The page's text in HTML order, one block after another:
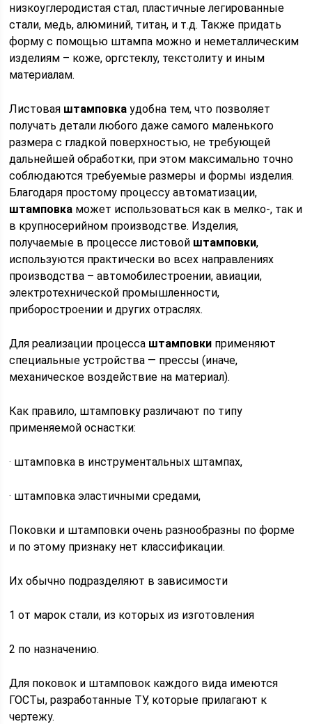
низкоуглеродистая стал, пластичные легированные
стали, медь, алюминий, титан, и т.д. Также придать
форму с помощью штампа можно и неметаллическим
изделиям – коже, оргстеклу, текстолиту и иным
материалам.
Листовая штамповка удобна тем, что позволяет
получать детали любого даже самого маленького
размера с гладкой поверхностью, не требующей
дальнейшей обработки, при этом максимально точно
соблюдаются требуемые размеры и формы изделия.
Благодаря простому процессу автоматизации,
штамповка может использоваться как в мелко-, так и
в крупносерийном производстве. Изделия,
получаемые в процессе листовой штамповки,
используются практически во всех направлениях
производства – автомобилестроении, авиации,
электротехнической промышленности,
приборостроении и других отраслях.
Для реализации процесса штамповки применяют
специальные устройства — прессы (иначе,
механическое воздействие на материал).
Как правило, штамповку различают по типу
применяемой оснастки:
· штамповка в инструментальных штампах,
· штамповка эластичными средами,
Поковки и штамповки очень разнообразны по форме
и по этому признаку нет классификации.
Их обычно подразделяют в зависимости
1 от марок стали, из которых из изготовления
2 по назначению.
Для поковок и штамповок каждого вида имеются
ГОСТы, разработанные ТУ, которые прилагают к
чертежу.